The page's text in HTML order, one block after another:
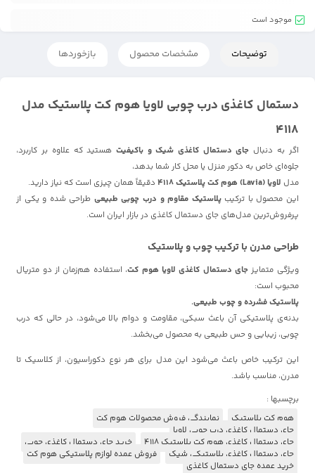
موجود است
توضیحات مشخصات محصول بازخوردها
دستمال کاغذی درب چوبی لاویا هوم کت پلاستیک مدل
4118
اگر به دنبال جای دستمال کاغذی شیک و باکیفیت هستید که علاوه بر کاربرد،
جلوه‌ای خاص به دکور منزل یا محل کار شما بدهد،
مدل لاویا (Lavia) هوم کت پلاستیک 4118
دقیقاً همان چیزی است که نیاز دارید.
این محصول با ترکیبپلاستیک مقاوم و درب چوبی طبیعی طراحی شده و یکی از
پرفروش‌ترین مدل‌های جای دستمال کاغذی در بازار ایران است.
طراحی مدرن با ترکیب چوب و پلاستیک
ویژگی متمایزجای دستمال کاغذی لاویا هوم کت، استفاده هم‌زمان از دو متریال
محبوب است:
پلاستیک فشرده و چوب طبیعی.
بدنه‌ی پلاستیکی آن باعث سبکی، مقاومت و دوام بالا می‌شود، در حالی که درب
چوبی، زیبایی و حس طبیعی به محصول می‌بخشد.
این ترکیب خاص باعث می‌شود این مدل برای هر نوع دکوراسیون، از کلاسیک تا
مدرن، مناسب باشد.
برچسبها :
هوم کت پلاستیک
نمایندگی فروش محصولات هوم کت
جای دستمال کاغذی درب چوبی لاویا
جای دستمال کاغذی هوم کت پلاستیک 4118
خرید جای دستمال کاغذی چوبی
جای دستمال کاغذی پلاستیکی شیک
فروش عمده لوازم پلاستیکی هوم کت
خرید عمده جای دستمال کاغذی